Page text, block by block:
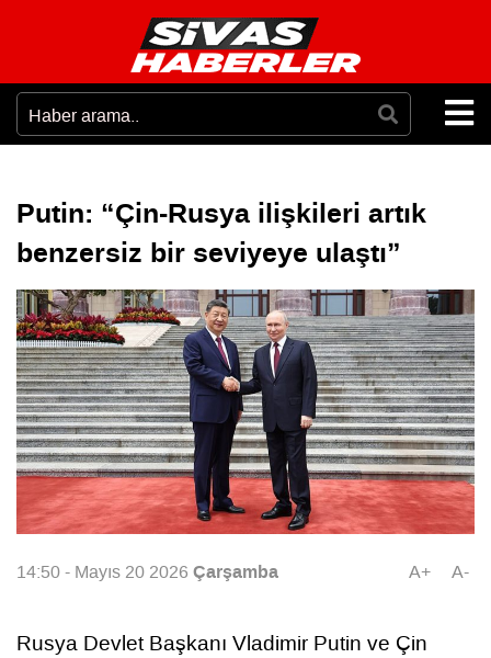
Putin: “Çin-Rusya ilişkileri artık
benzersiz bir seviyeye ulaştı”
14:50 - Mayıs 20 2026 Çarşamba A+ A-
Rusya Devlet Başkanı Vladimir Putin ve Çin